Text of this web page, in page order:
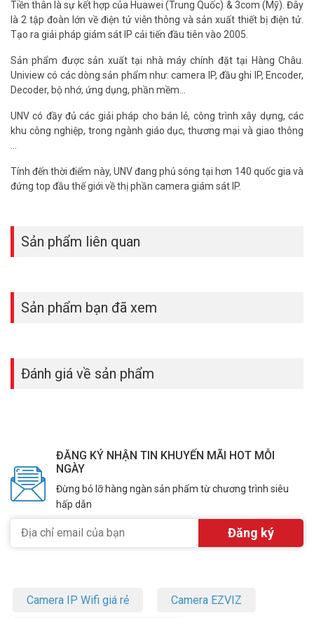
– 1 Đổi 1 trong vòng 1 tháng với các sản phẩm thiết bị lỗi.
– Đặc biệt cháy nổ hỗ trợ đổi mới tính 50% giá trị thiết bị theo giá
đại lý. Bao gồm các trường hợp do nhà SX, sét đánh, và xung điện.
phẩm cháy nổ chỉ được hỗ trợ 1 lần đối với mỗi sản phẩm.
– Thời gian đổi và trả hàng bảo hành: Trong vòng 03 ngày đối với
mã thông dụng có sẵn, 30 ngày đối với hàng không có phải đặt
main hãng.
Hỗ trợ giấy tờ chính hãng khi tham gia đấu thầu như CO, CQ, giấy ủy
quyền của hãng cho mỗi dự án đăng ký. Vũ Hoàng Telecom Cam
kết bảo vệ dự án đến cùng cho khách hàng. Quý khách có nhu cầu
tư vấn và
giá bán bộ KIT camera UNV
xin vui lòng liên hệ Hotline
1900.9259 để được hỗ trợ ưu đãi tốt nhất.
– Facebook:https://www.facebook.com/vuhoangtelecom/
– Youtube:
https://www.youtube.com/c/VuhoangTVChannel
Tiền thân là sự kết hợp của Huawei (Trung Quốc) & 3com (Mỹ). Đây
là 2 tập đoàn lớn về điện tử viễn thông và sản xuất thiết bị điện tử.
Tạo ra giải pháp giám sát IP cải tiến đầu tiên vào 2005.
Sản phẩm được sản xuất tại nhà máy chính đặt tại Hàng Châu.
Uniview có các dòng sản phẩm như: camera IP, đầu ghi IP, Encoder,
Decoder, bộ nhớ, ứng dụng, phần mềm...
UNV có đầy đủ các giải pháp cho bán lẻ, công trình xây dựng, các
khu công nghiệp, trong ngành giáo dục, thương mại và giao thông
Tính đến thời điểm này, UNV đang phủ sóng tại hơn 140 quốc gia và
đứng top đầu thế giới về thị phần camera giám sát IP.
Sản phẩm liên quan
Sản phẩm bạn đã xem
Đánh giá về sản phẩm
ĐĂNG KÝ NHẬN TIN KHUYẾN MÃI HOT MỖI
NGÀY
Đừng bỏ lỡ hàng ngàn sản phẩm từ chương trình siêu
hấp dẫn
Camera IP Wifi giá rẻ Camera EZVIZ